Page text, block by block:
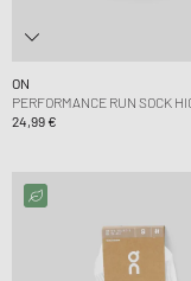
ON
PERFORMANCE RUN SOCK
24,99 €